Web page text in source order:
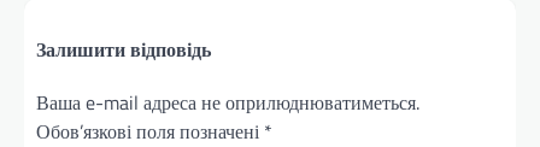
Залишити відповідь
Ваша e-mail адреса не оприлюднюватиметься.
Обов’язкові поля позначені *